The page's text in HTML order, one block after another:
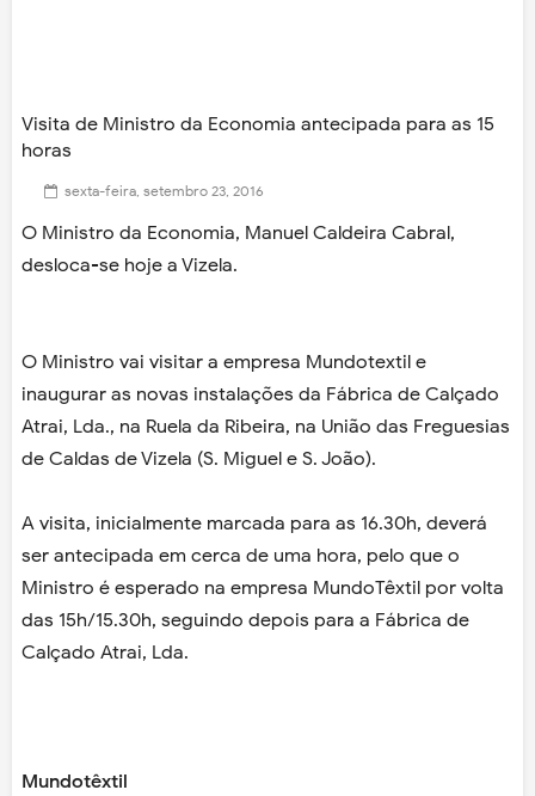
Visita de Ministro da Economia antecipada para as 15
horas
sexta-feira, setembro 23, 2016
O Ministro da Economia, Manuel Caldeira Cabral,
desloca-se hoje a Vizela.
O Ministro vai visitar a empresa Mundotextil e
inaugurar as novas instalações da Fábrica de Calçado
Atrai, Lda., na Ruela da Ribeira, na União das Freguesias
de Caldas de Vizela (S. Miguel e S. João).
A visita, inicialmente marcada para as 16.30h, deverá
ser antecipada em cerca de uma hora, pelo que o
Ministro é esperado na empresa MundoTêxtil por volta
das 15h/15.30h, seguindo depois para a Fábrica de
Calçado Atrai, Lda.
Mundotêxtil